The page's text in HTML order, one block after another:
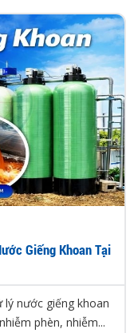
Giếng Khoan Tại
nước giếng khoan
phèn, nhiễm...